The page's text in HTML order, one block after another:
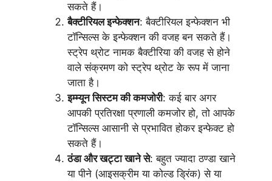
सकते हैं।
बैक्टीरियल इन्फेक्शन: बैक्टीरियल इन्फेक्शन भी
टॉन्सिल्स के इन्फेक्शन की वजह बन सकते हैं।
स्ट्रेप थ्रोट नामक बैक्टीरिया की वजह से होने
वाले संक्रमण को स्ट्रेप थ्रोट के रूप में जाना
जाता है।
इम्म्यून सिस्टम की कमजोरी: कई बार अगर
आपकी प्रतिरक्षा प्रणाली कमजोर हो, तो आपके
टॉन्सिल्स आसानी से प्रभावित होकर इन्फेक्ट हो
सकते हैं।
ठंडा और खट्टा खाने से: बहुत ज्यादा ठण्डा खाने
या पीने (आइसक्रीम या कोल्ड ड्रिंक) से या